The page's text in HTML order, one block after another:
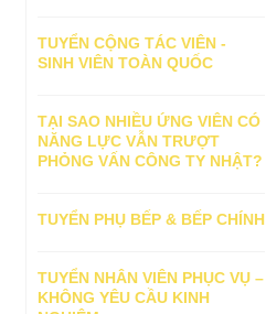
TUYỂN CỘNG TÁC VIÊN -
SINH VIÊN TOÀN QUỐC
TẠI SAO NHIỀU ỨNG VIÊN CÓ
NĂNG LỰC VẪN TRƯỢT
PHỎNG VẤN CÔNG TY NHẬT?
TUYỂN PHỤ BẾP & BẾP CHÍNH
TUYỂN NHÂN VIÊN PHỤC VỤ –
KHÔNG YÊU CẦU KINH